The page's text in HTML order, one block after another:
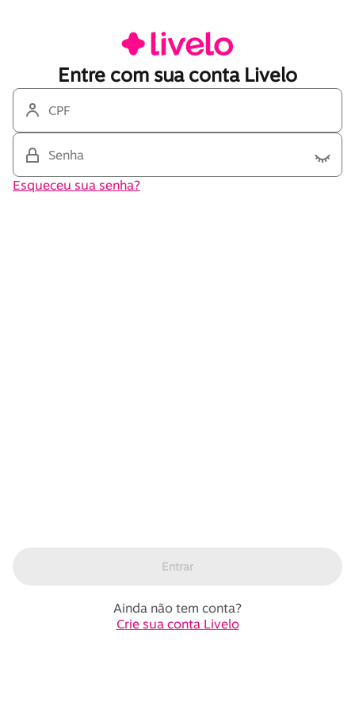
Entre com sua conta Livelo
CPF
Senha
Esqueceu sua senha?
Entrar
Ainda não tem conta?
Crie sua conta Livelo